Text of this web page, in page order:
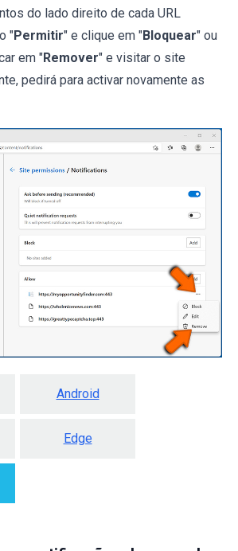
do lado direito de cada URL
"Permitir" e clique em "Bloquear" ou
em "Remover" e visitar o site
pedirá para activar novamente as
Android
Edge